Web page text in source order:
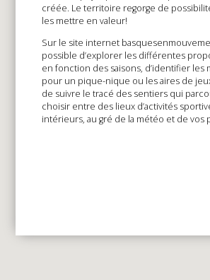
créée. Le territoire regorge de
les mettre en valeur!
Sur le site internet
possible d’explorer les différentes
en fonction des saisons, d’identifier
pour un pique-nique ou les aires de
de suivre le tracé des sentiers qui
choisir entre des lieux d’activités
intérieurs, au gré de la météo et de vos